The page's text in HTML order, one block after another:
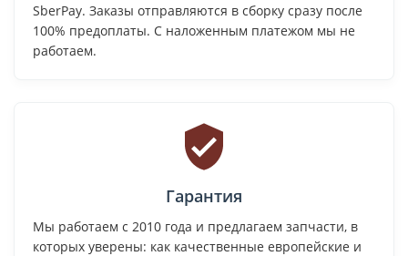
SberPay. Заказы отправляются в сборку сразу после
100% предоплаты. С наложенным платежом мы не
работаем.
Гарантия
Мы работаем с 2010 года и предлагаем запчасти, в
которых уверены: как качественные европейские и